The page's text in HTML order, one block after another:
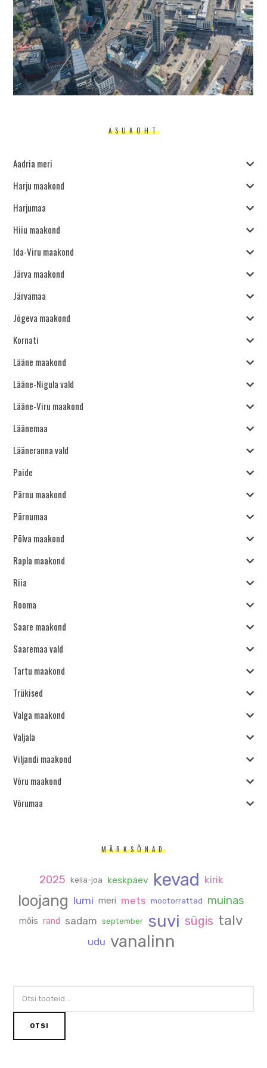
ASUKOHT
Aadria meri
Harju maakond
Harjumaa
Hiiu maakond
Ida-Viru maakond
Järva maakond
Järvamaa
Jõgeva maakond
Kornati
Lääne maakond
Lääne-Nigula vald
Lääne-Viru maakond
Läänemaa
Lääneranna vald
Paide
Pärnu maakond
Pärnumaa
Põlva maakond
Rapla maakond
Riia
Rooma
Saare maakond
Saaremaa vald
Tartu maakond
Trükised
Valga maakond
Valjala
Viljandi maakond
Võru maakond
Võrumaa
MÄRKSÕNAD
2025 keila-joa keskpäev kevad kirik
loojang lumi meri mets mootorrattad muinas
mõis rand sadam september suvi sügis talv
udu vanalinn
OTSI